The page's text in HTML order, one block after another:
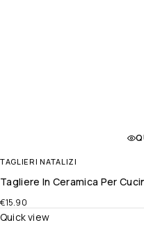
TAGLIERI NATALIZI
Tagliere In Ceramica Per
€15.90
Quick view